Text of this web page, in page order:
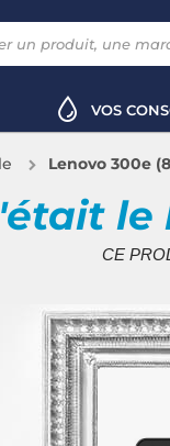
VOS
Lenovo 300e
le
CE